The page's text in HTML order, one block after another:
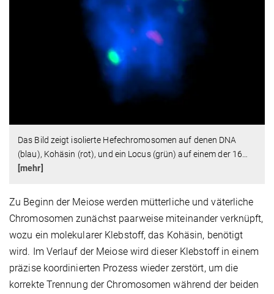
Das Bild zeigt isolierte Hefechromosomen auf denen DNA
(blau), Kohäsin (rot), und ein Locus (grün) auf einem der 16
[mehr]
Zu Beginn der Meiose werden mütterliche und väterliche
Chromosomen zunächst paarweise miteinander verknüpft,
wozu ein molekularer Klebstoff, das Kohäsin, benötigt
wird. Im Verlauf der Meiose wird dieser Klebstoff in einem
präzise koordinierten Prozess wieder zerstört, um die
korrekte Trennung der Chromosomen während der beiden